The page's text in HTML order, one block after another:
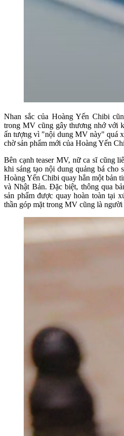
Nhan sắc của Hoàng Yến Chibi
trong MV cũng gây thương nhớ với
ấn tượng vì "nội dung MV này" quá
chờ sản phẩm mới của Hoàng Yến
Bên cạnh teaser MV, nữ ca sĩ cũng
khi sáng tạo nội dung quảng bá cho
Hoàng Yến Chibi quay hẳn một bản
và Nhật Bản. Đặc biệt, thông qua
sản phẩm được quay hoàn toàn tại
thần góp mặt trong MV cũng là người